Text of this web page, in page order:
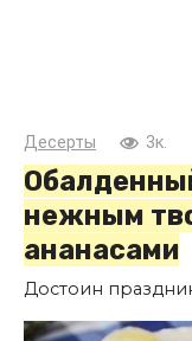
Десерты 3к.
нежным
ананасами
Достоин